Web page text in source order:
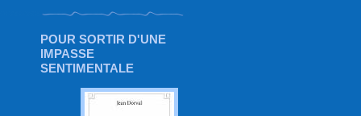
POUR SORTIR D'UNE
IMPASSE
SENTIMENTALE